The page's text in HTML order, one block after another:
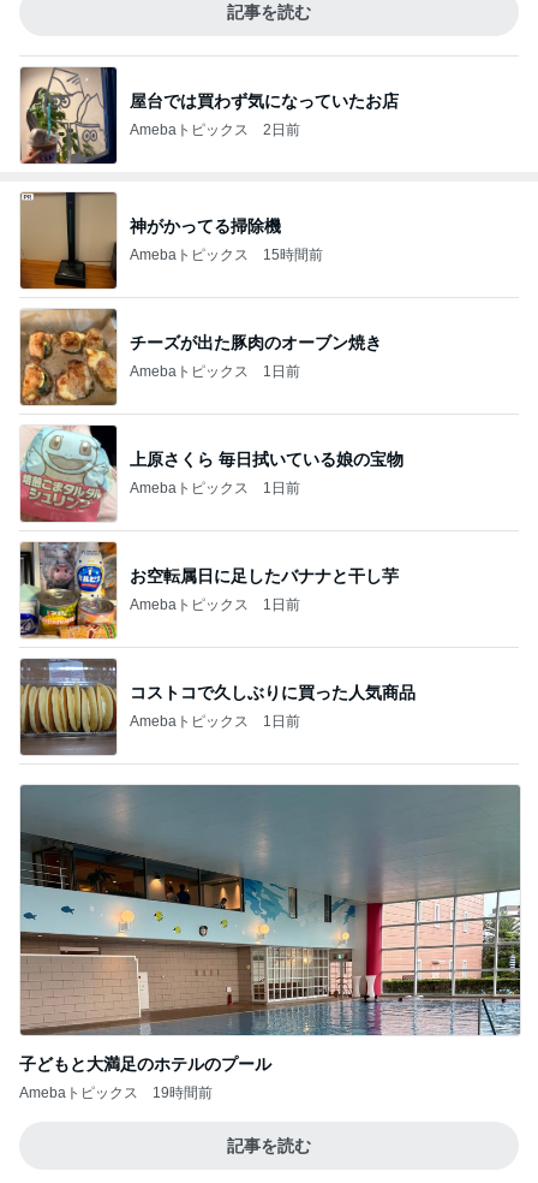
記事を読む
屋台では買わず気になっていたお店
Amebaトピックス 2日前
神がかってる掃除機
Amebaトピックス 15時間前
チーズが出た豚肉のオーブン焼き
Amebaトピックス 1日前
上原さくら 毎日拭いている娘の宝物
Amebaトピックス 1日前
お空転属日に足したバナナと干し芋
Amebaトピックス 1日前
コストコで久しぶりに買った人気商品
Amebaトピックス 1日前
子どもと大満足のホテルのプール
Amebaトピックス 19時間前
記事を読む